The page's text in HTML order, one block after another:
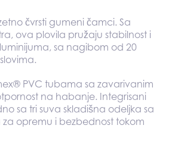
čvrsti gumeni čamci. Sa
ova plovila pružaju stabilnost i
sa nagibom od 20
PVC tubama sa zavarivanim
na habanje. Integrisani
sa tri suva skladišna odeljka sa
opremu i bezbednost tokom